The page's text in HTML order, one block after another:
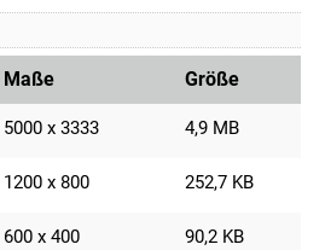
Maße Größe
5000 x 3333 4,9 MB
1200 x 800 252,7 KB
600 x 400 90,2 KB